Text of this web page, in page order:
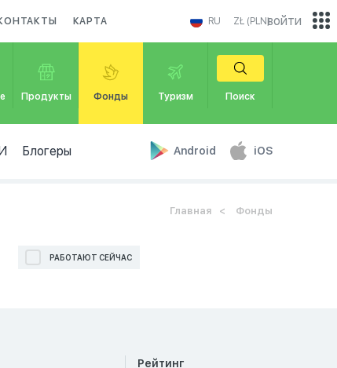
КАРТА RU ZŁ (PLN)
Продукты Фонды Туризм Поиск
Блогеры Android iOS
войти
Главная Фонды
РАБОТАЮТ СЕЙЧАС
Рейтинг